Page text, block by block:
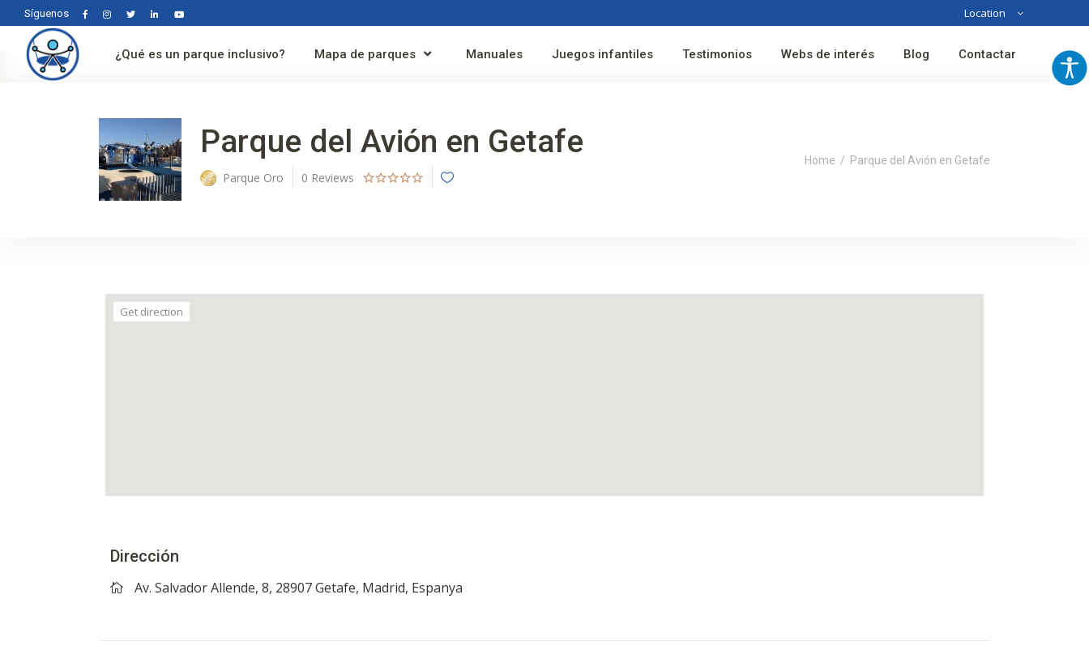
Síguenos Location
Australia
¿Qué es un parque inclusivo? Mapa de parques Manuales Juegos infantiles Testimonios Webs de interés Blog Contactar
Parque del Avión en Getafe
Parque Oro 0 Reviews
Home / Parque del Avión en Getafe
Get direction
Dirección
Av. Salvador Allende, 8, 28907 Getafe, Madrid, Espanya